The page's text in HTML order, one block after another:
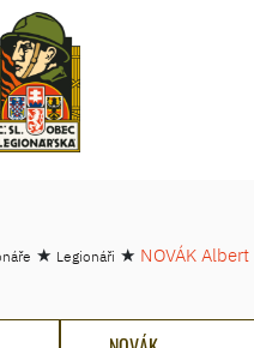
★ Legionáři ★ NOVÁK Albert